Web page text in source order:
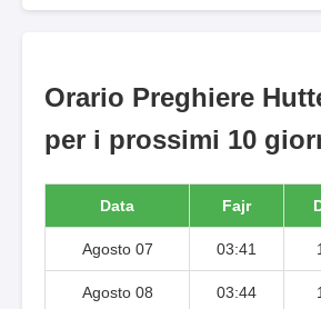
Orario Preghiere
per i prossimi 10
Data Fajr
Agosto 07 03:41
Agosto 08 03:44